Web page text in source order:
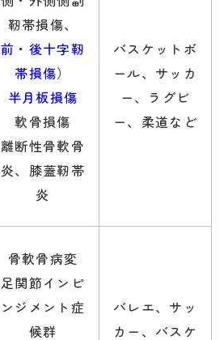
靭帯損傷、
前・後十字靭
帯損傷）
半月板損傷
軟骨損傷
離断性骨軟骨
炎、膝蓋靭帯
炎
バスケットボ
ール、サッカ
ー、ラグビ
ー、柔道など
骨軟骨病変
足関節インピ
ンジメント症
候群
バレエ、サッ
カー、バスケ